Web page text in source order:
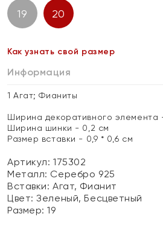
19 20
Как узнать свой размер
Информация
1 Агат; Фианиты
Ширина декоративного элемента
Ширина шинки - 0,2 см
Размер вставки - 0,9 * 0,6 см
Артикул: 175302
Металл: Серебро 925
Вставки:Агат, Фианит
Цвет:Зеленый, Бесцветный
Размер:19